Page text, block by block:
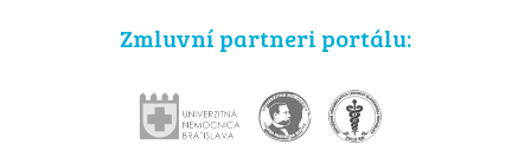
Zmluvní partneri portálu: